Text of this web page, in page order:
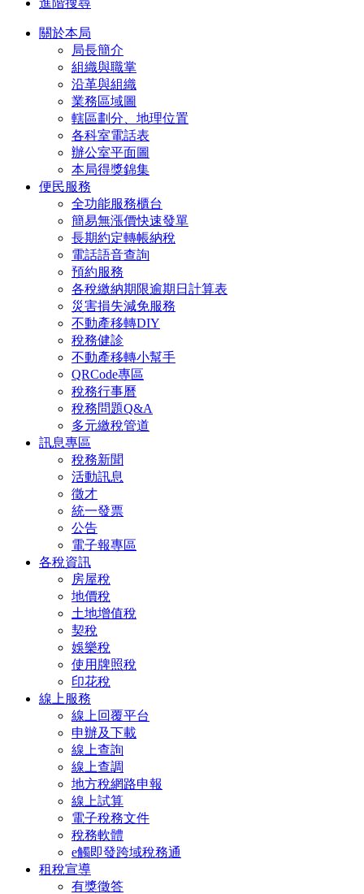
關於本局
局長簡介
組織與職掌
沿革與組織
業務區域圖
轄區劃分、地理位置
各科室電話表
辦公室平面圖
本局得獎錦集
便民服務
全功能服務櫃台
簡易無漲價快速發單
長期約定轉帳納稅
電話語音查詢
預約服務
各稅繳納期限逾期日計算表
災害損失減免服務
不動產移轉DIY
稅務健診
不動產移轉小幫手
QRCode專區
稅務行事曆
稅務問題Q&A
多元繳稅管道
訊息專區
稅務新聞
活動訊息
徵才
統一發票
公告
電子報專區
各稅資訊
房屋稅
地價稅
土地增值稅
契稅
娛樂稅
使用牌照稅
印花稅
線上服務
線上回覆平台
申辦及下載
線上查詢
線上查調
地方稅網路申報
線上試算
電子稅務文件
稅務軟體
e觸即發跨域稅務通
租稅宣導
有獎徵答